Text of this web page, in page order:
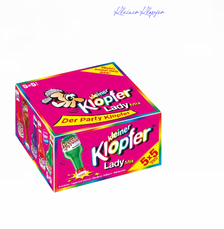
Kleiner Klopfer